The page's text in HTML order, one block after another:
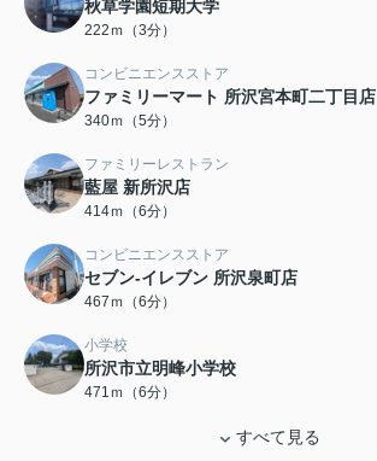
秋草学園短期大学
222ｍ（3分）
コンビニエンスストア
ファミリーマート 所沢宮本町二丁目店
340ｍ（5分）
ファミリーレストラン
藍屋 新所沢店
414ｍ（6分）
コンビニエンスストア
セブン-イレブン 所沢泉町店
467ｍ（6分）
小学校
所沢市立明峰小学校
471ｍ（6分）
すべて見る